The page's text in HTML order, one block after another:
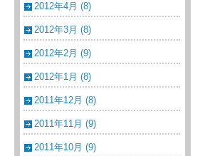
2012年4月 (8)
2012年3月 (8)
2012年2月 (9)
2012年1月 (8)
2011年12月 (8)
2011年11月 (9)
2011年10月 (9)